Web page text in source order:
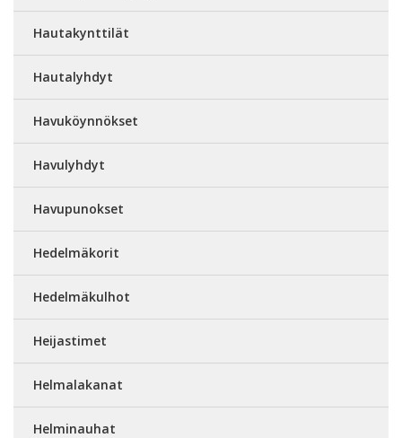
Hautakynttilät
Hautalyhdyt
Havuköynnökset
Havulyhdyt
Havupunokset
Hedelmäkorit
Hedelmäkulhot
Heijastimet
Helmalakanat
Helminauhat